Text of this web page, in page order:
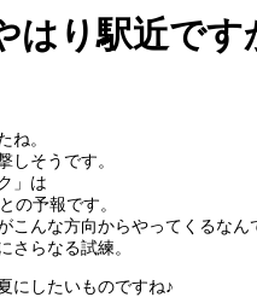
はり駅近です
ね。
しそうです。
」は
の予報です。
こんな方向からやってくるなん
さらなる試練。
にしたいものですね♪